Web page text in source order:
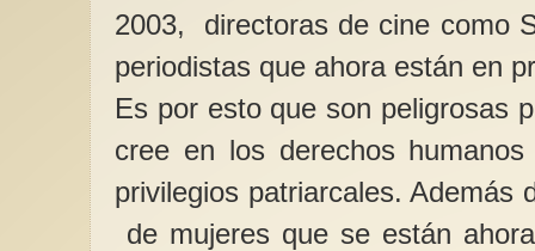
2003, directoras de cine como
periodistas que ahora están en
Es por esto que son peligrosas
cree en los derechos
privilegios patriarcales. Además
de mujeres que se están
Razones para votar
Traemos este
voto a la izquierda